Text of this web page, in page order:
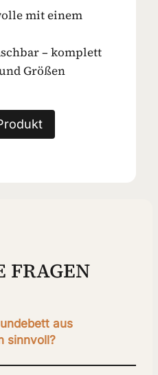
mit einem
– komplett
Größen
FRAGEN
aus
sinnvoll?